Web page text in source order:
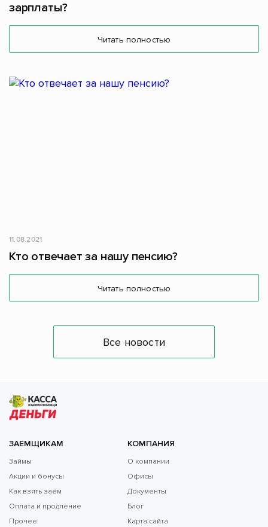
зарплаты?
Читать полностью
11.08.2021
Кто отвечает за нашу пенсию?
Читать полностью
Все новости
ЗАЕМЩИКАМ
Займы
Акции и бонусы
Как взять заём
Оплата и продление
Прочее
КОМПАНИЯ
О компании
Офисы
Документы
Блог
Карта сайта